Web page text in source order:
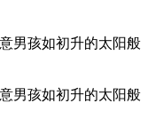
男孩如初升的太阳般
男孩如初升的太阳般